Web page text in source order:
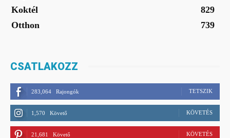
Koktél
829
Otthon
739
CSATLAKOZZ
283,064 Rajongók TETSZIK
1,570 Követő KÖVETÉS
21,681 Követő KÖVETÉS